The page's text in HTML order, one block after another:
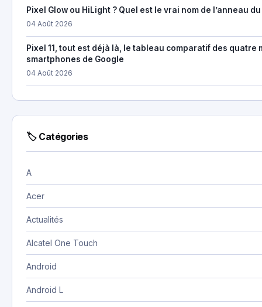
Pixel Glow ou HiLight ? Quel est le vrai nom de l’anneau du
04 Août 2026
Pixel 11, tout est déjà là, le tableau comparatif des quatre
smartphones de Google
04 Août 2026
🏷 Catégories
A
Acer
Actualités
Alcatel One Touch
Android
Android L